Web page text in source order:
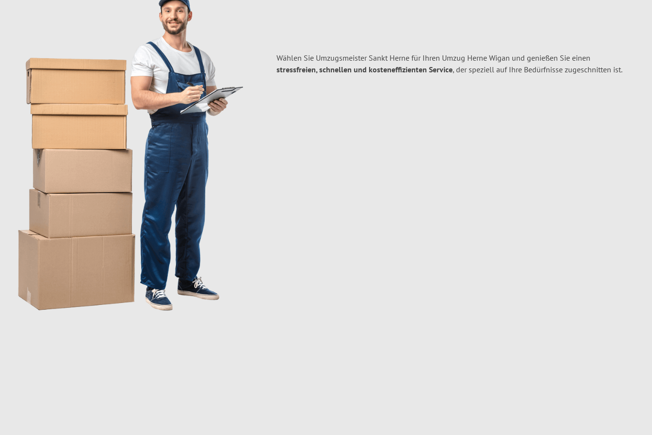
Wählen Sie Umzugsmeister Sankt Herne für Ihren Umzug Herne Wigan und genießen Sie einen
stressfreien, schnellen und kosteneffizienten Service, der speziell auf Ihre Bedürfnisse zugeschnitten ist.